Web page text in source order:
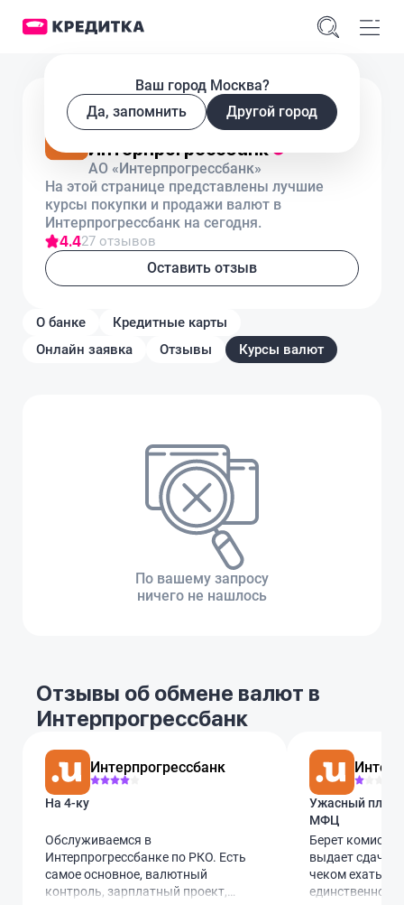
Ваш город Москва?
Да, запомнить
Другой город
Курсы валют в
Интерпрогрессбанк
АО «Интерпрогрессбанк»
Лицензия № 600
На этой странице представлены лучшие
курсы покупки и продажи валют в
Интерпрогрессбанк на сегодня.
4.427 отзывов
Оставить отзыв
О банке
Кредитные карты
Онлайн заявка
Отзывы Курсы валют
По вашему запросу
ничего не нашлось
Отзывы об обмене валют в
Интерпрогрессбанк
Интерпрогрессбанк
На 4-ку
Обслуживаемся в
Интерпрогрессбанке по РКО. Есть
самое основное, валютный
контроль, зарплатный проект,
Ужасный
МФЦ
Берет
выдает сдачу!!
чеком ехать в
единственное